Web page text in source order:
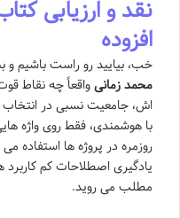
نقد و ارزیابی
افزوده
خب، بیایید رو راست باشیم و
محمد زمانیواقعاً چه نقاط
اش، جامعیت نسبی در انتخاب
با هوشمندی، فقط روی واژه
روزمره در پروژه ها استفاده
یادگیری اصطلاحات کم
مطلب می روید.